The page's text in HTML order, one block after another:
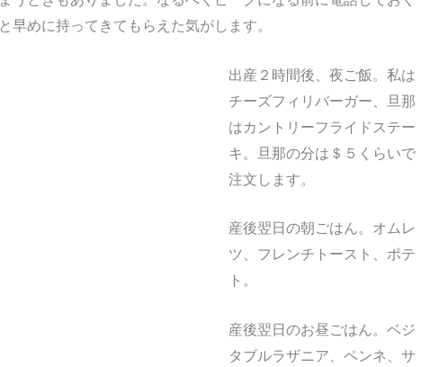
と早めに持ってきてもらえた気がします。
出産２時間後、夜ご飯。私は
チーズフィリバーガー、旦那
はカントリーフライドステー
キ。旦那の分は＄５くらいで
注文します。
産後翌日の朝ごはん。オムレ
ツ、フレンチトースト、ポテ
ト。
産後翌日のお昼ごはん。ベジ
タブルラザニア、ペンネ、サ